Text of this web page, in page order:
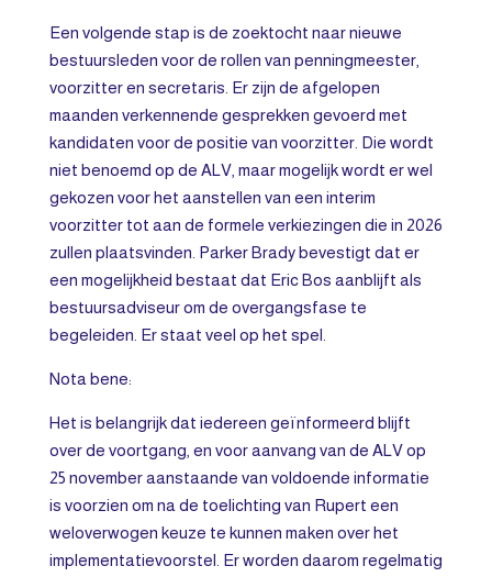
Een volgende stap is de zoektocht naar nieuwe
bestuursleden voor de rollen van penningmeester,
voorzitter en secretaris. Er zijn de afgelopen
maanden verkennende gesprekken gevoerd met
kandidaten voor de positie van voorzitter. Die wordt
niet benoemd op de ALV, maar mogelijk wordt er wel
gekozen voor het aanstellen van een interim
voorzitter tot aan de formele verkiezingen die in 2026
zullen plaatsvinden. Parker Brady bevestigt dat er
een mogelijkheid bestaat dat Eric Bos aanblijft als
bestuursadviseur om de overgangsfase te
begeleiden. Er staat veel op het spel.
Nota bene:
Het is belangrijk dat iedereen geïnformeerd blijft
over de voortgang, en voor aanvang van de ALV op
25 november aanstaande van voldoende informatie
is voorzien om na de toelichting van Rupert een
weloverwogen keuze te kunnen maken over het
implementatievoorstel. Er worden daarom regelmatig